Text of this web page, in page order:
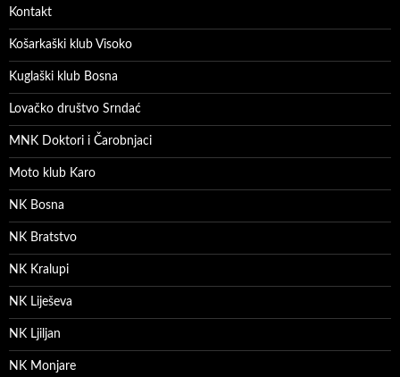
Kontakt
Košarkaški klub Visoko
Kuglaški klub Bosna
Lovačko društvo Srndać
MNK Doktori i Čarobnjaci
Moto klub Karo
NK Bosna
NK Bratstvo
NK Kralupi
NK Liješeva
NK Ljiljan
NK Monjare